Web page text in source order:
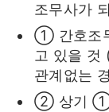
조무사가
① 간호조
고 있을 것
관계없는
② 상기 ①